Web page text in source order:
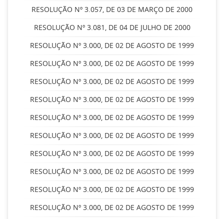
RESOLUÇÃO Nº 3.057, DE 03 DE MARÇO DE 2000
RESOLUÇÃO Nº 3.081, DE 04 DE JULHO DE 2000
RESOLUÇÃO Nº 3.000, DE 02 DE AGOSTO DE 1999
RESOLUÇÃO Nº 3.000, DE 02 DE AGOSTO DE 1999
RESOLUÇÃO Nº 3.000, DE 02 DE AGOSTO DE 1999
RESOLUÇÃO Nº 3.000, DE 02 DE AGOSTO DE 1999
RESOLUÇÃO Nº 3.000, DE 02 DE AGOSTO DE 1999
RESOLUÇÃO Nº 3.000, DE 02 DE AGOSTO DE 1999
RESOLUÇÃO Nº 3.000, DE 02 DE AGOSTO DE 1999
RESOLUÇÃO Nº 3.000, DE 02 DE AGOSTO DE 1999
RESOLUÇÃO Nº 3.000, DE 02 DE AGOSTO DE 1999
RESOLUÇÃO Nº 3.000, DE 02 DE AGOSTO DE 1999